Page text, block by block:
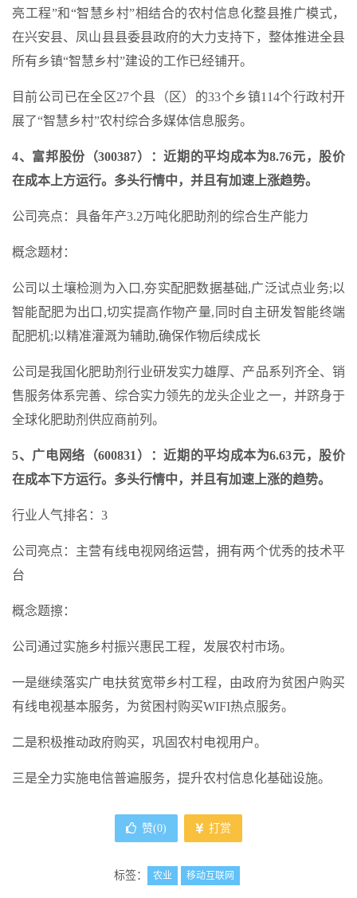
亮工程”和“智慧乡村”相结合的农村信息化整县推广模式，
在兴安县、凤山县县委县政府的大力支持下，整体推进全县
所有乡镇“智慧乡村”建设的工作已经铺开。
目前公司已在全区27个县（区）的33个乡镇114个行政村开
展了“智慧乡村”农村综合多媒体信息服务。
4、富邦股份（300387）：近期的平均成本为8.76元，股价
在成本上方运行。多头行情中，并且有加速上涨趋势。
公司亮点：具备年产3.2万吨化肥助剂的综合生产能力
概念题材：
公司以土壤检测为入口,夯实配肥数据基础,广泛试点业务;以
智能配肥为出口,切实提高作物产量,同时自主研发智能终端
配肥机;以精准灌溉为辅助,确保作物后续成长
公司是我国化肥助剂行业研发实力雄厚、产品系列齐全、销
售服务体系完善、综合实力领先的龙头企业之一，并跻身于
全球化肥助剂供应商前列。
5、广电网络（600831）：近期的平均成本为6.63元，股价
在成本下方运行。多头行情中，并且有加速上涨的趋势。
行业人气排名：3
公司亮点：主营有线电视网络运营，拥有两个优秀的技术平
台
概念题擦：
公司通过实施乡村振兴惠民工程，发展农村市场。
一是继续落实广电扶贫宽带乡村工程，由政府为贫困户购买
有线电视基本服务，为贫困村购买WIFI热点服务。
二是积极推动政府购买，巩固农村电视用户。
三是全力实施电信普遍服务，提升农村信息化基础设施。
赞(0) 打赏
标签： 农业 移动互联网